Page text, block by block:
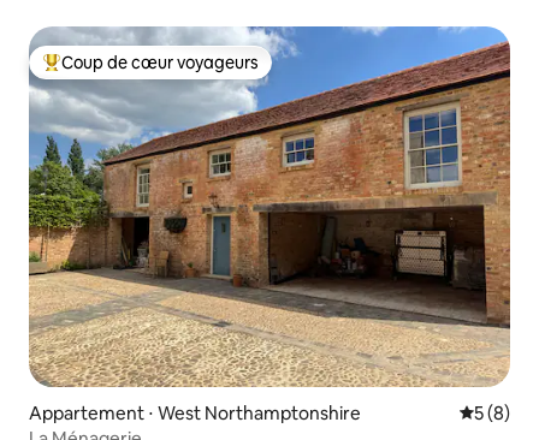
Coups de cœur voyageurs les plus appréciés
Coup de cœur voyageurs
Appartement ⋅ West Northamptonshire
5 (8)